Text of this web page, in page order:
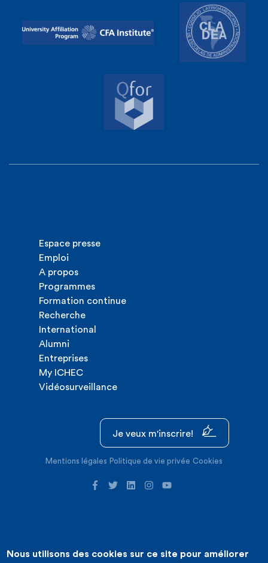
Espace presse
Emploi
A propos
Programmes
Formation continue
Recherche
International
Alumni
Entreprises
My ICHEC
Vidéosurveillance
Je veux m'inscrire!
Mentions légales Politique de vie privée Cookies
©2026 ICHEC |Création de site internet : Expansion
Nous utilisons des cookies sur ce site pour améliorer